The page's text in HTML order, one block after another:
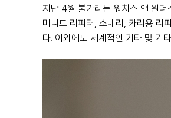
지난 4월 불가리는 워치스 앤 원더
미니트 리피터, 소네리, 카리용 리
다. 이외에도 세계적인 기타 및 기